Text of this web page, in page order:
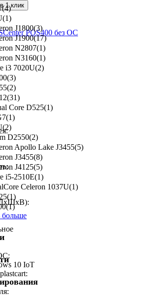
(4)
(1)
J1800(3)
J1900(17)
N2807(1)
N3160(1)
i3 7020U(2)
(3)
(2)
(31)
Core D525(1)
(1)
(2)
D2550(2)
Apollo Lake J3455(5)
J3455(8)
J4125(5)
i5-2510E(1)
Celeron 1037U(1)
(1)
(1)
больше
1 клик
POS400 без ОС
10 IoT